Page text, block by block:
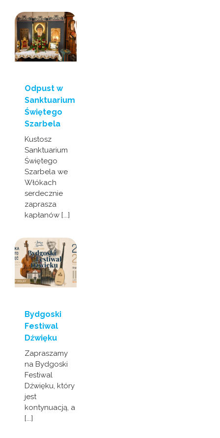
Odpust w
Sanktuarium
Świętego
Szarbela
Kustosz
Sanktuarium
Świętego
Szarbela we
Włókach
serdecznie
zaprasza
kapłanów [...]
Bydgoski
Festiwal
Dźwięku
Zapraszamy
na Bydgoski
Festiwal
Dźwięku, który
jest
kontynuacją, a
[...]